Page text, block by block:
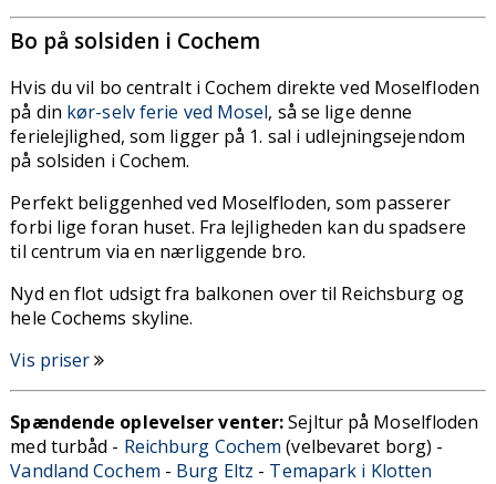
Bo på solsiden i Cochem
Hvis du vil bo centralt i Cochem direkte ved Moselfloden
på din kør-selv ferie ved Mosel, så se lige denne
ferielejlighed, som ligger på 1. sal i udlejningsejendom
på solsiden i Cochem.
Perfekt beliggenhed ved Moselfloden, som passerer
forbi lige foran huset. Fra lejligheden kan du spadsere
til centrum via en nærliggende bro.
Nyd en flot udsigt fra balkonen over til Reichsburg og
hele Cochems skyline.
Vis priser
Spændende oplevelser venter:Sejltur på Moselfloden
med turbåd - Reichburg Cochem (velbevaret borg) -
Vandland Cochem - Burg Eltz - Temapark i Klotten